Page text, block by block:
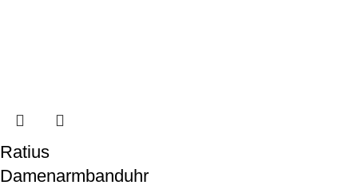
Ratius
Damenarmbanduhr